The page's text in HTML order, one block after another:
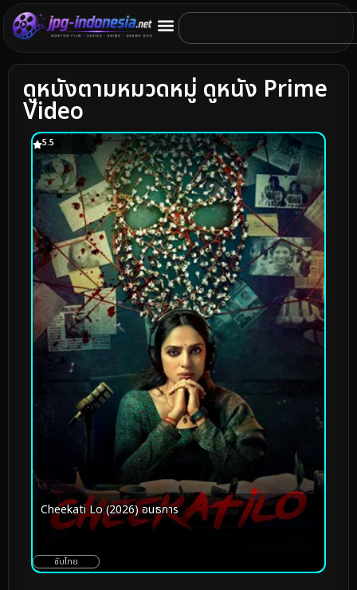
ดูหนังตามหมวดหมู่ ดูหนัง Prime
Video
5.5
Cheekati Lo (2026) อนธการ
ซับไทย